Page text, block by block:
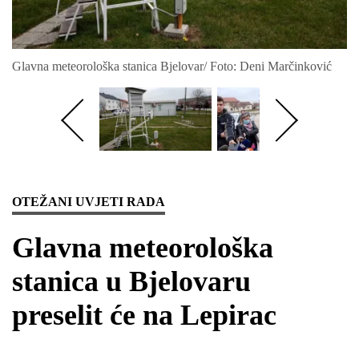
Glavna meteorološka stanica Bjelovar/ Foto: Deni Marčinković
OTEŽANI UVJETI RADA
Glavna meteorološka
stanica u Bjelovaru
preselit će na Lepirac